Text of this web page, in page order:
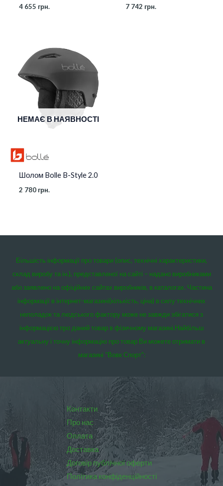
4 655 грн. 7 742 грн.
НЕМАЄ В НАЯВНОСТІ
Шолом Bolle B-Style 2.0
2 780 грн.
Більшість інформації про товари (опис, технічні характеристики,
склад виробу та ін.), представленої на сайті – надано виробниками
або заявлено на офіційних сайтах виробників, в каталогах. Частина
інформації в інтернет-магазині(кількість, ціна) в силу технічних
неполадок та людського фактору може не завжди збігатися з
інформацією про даний товар в фізичному магазині.Найбільш
актуальну і точну інформацію про товар Ви можете отримати в
магазині “Вовк Спорт”:
Контакти
Про нас
Оплата
Доставка
Договір публічної оферти
Політика конфіденційності